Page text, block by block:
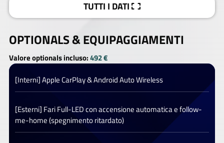
TUTTI I DATI
OPTIONALS &EQUIPAGGIAMENTI
Valore optionals incluso:492 €
[Interni] Apple CarPlay & Android Auto Wireless
[Esterni] Fari Full-LED con accensione automatica e follow-
me-home (spegnimento ritardato)